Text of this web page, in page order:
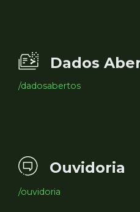
Dados
/dadosabertos
Ouvidoria
/ouvidoria